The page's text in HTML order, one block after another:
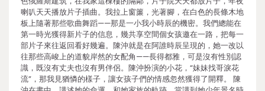
喇叭天天播放片子插曲。我拉上窗簾，光著腳，在白色的長條木地
板上隨著那些歌曲舞蹈——那是一小我小時辰的機密。我們總能在
第一時光獲得新片子的信息，幾共享空間個女孩邀在一路，把每一
部片子來往返回看好幾遍。陳沖就是在阿誰時辰呈現的，她一改以
往那些高峻上的道貌岸然的女配角——長得都雅，可是沒有性別認
識，既沒有丈夫也沒有男伴侶。陳沖扮演的小花，“妹妹找哥淚花
流”，那我見猶憐的樣子，讓女孩子們的情感忽然獲得了開釋。 陳